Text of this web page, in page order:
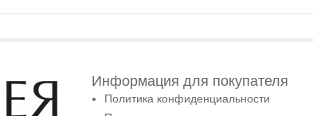
Информация для покупателя
Политика конфиденциальности